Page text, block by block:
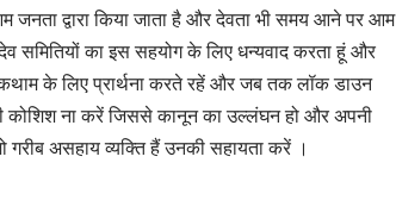
जनता द्वारा किया जाता है और देवता भी समय आने पर आम
का इस सहयोग के लिए धन्यवाद करता हूं और
के लिए प्रार्थना करते रहें और जब तक लॉक डाउन
कोशिश ना करें जिससे कानून का उल्लंघन हो और अपनी
असहाय व्यक्ति हैं उनकी सहायता करें ।